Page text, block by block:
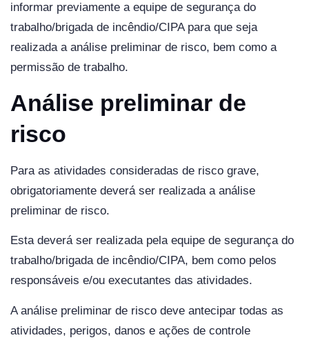
informar previamente a equipe de segurança do
trabalho/brigada de incêndio/CIPA para que seja
realizada a análise preliminar de risco, bem como a
permissão de trabalho.
Análise preliminar de
risco
Para as atividades consideradas de risco grave,
obrigatoriamente deverá ser realizada a análise
preliminar de risco.
Esta deverá ser realizada pela equipe de segurança do
trabalho/brigada de incêndio/CIPA, bem como pelos
responsáveis e/ou executantes das atividades.
A análise preliminar de risco deve antecipar todas as
atividades, perigos, danos e ações de controle